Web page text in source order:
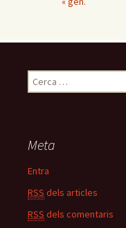
e
:Meta
Entra
RSS dels articles
RSS dels comentaris